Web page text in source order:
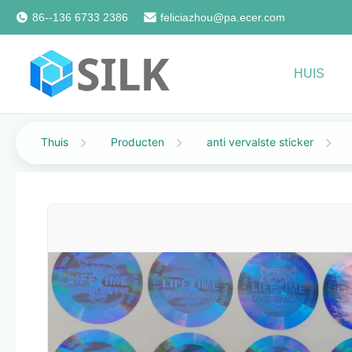
86--136 6733 2386 feliciazhou@pa.ecer.com
HUIS
Thuis Producten anti vervalste sticker